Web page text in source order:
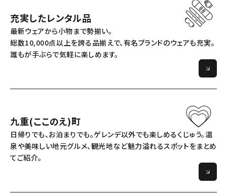
充実したレンタル品
最新ウェアから小物まで勢揃い。
総数10,000点以上を誇る品揃えで、有名ブランドのウェアも充実。
誰もが手ぶらで気軽に楽しめます。
九重(ここのえ)町
日帰りでも、お泊まりでも。ゲレンデ以外でも楽しめるくじゅう。温
泉や美味しい地元グルメ、観光地など魅力溢れるスポットをまとめ
てご紹介。